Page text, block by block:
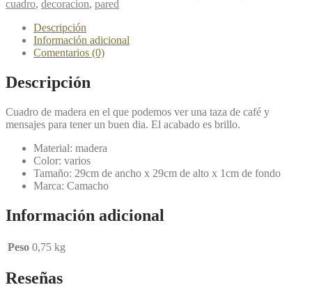
cantidad
cuadro, decoracion, pared
Descripción
Información adicional
Comentarios (0)
Descripción
Cuadro de madera en el que podemos ver una taza de café y
mensajes para tener un buen dia. El acabado es brillo.
Material: madera
Color: varios
Tamaño: 29cm de ancho x 29cm de alto x 1cm de fondo
Marca: Camacho
Información adicional
Peso 0,75 kg
Reseñas